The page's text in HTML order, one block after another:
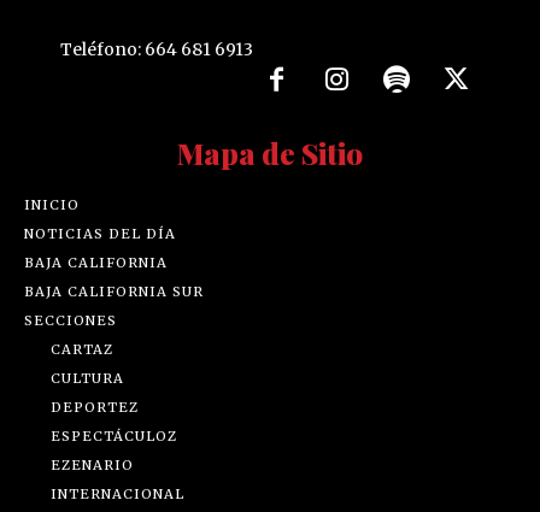
Teléfono: 664 681 6913
Mapa de Sitio
INICIO
NOTICIAS DEL DÍA
BAJA CALIFORNIA
BAJA CALIFORNIA SUR
SECCIONES
CARTAZ
CULTURA
DEPORTEZ
ESPECTÁCULOZ
EZENARIO
INTERNACIONAL